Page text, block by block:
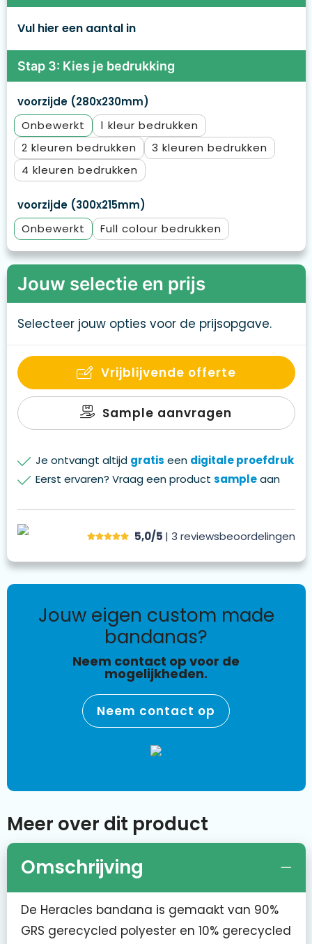
Vul hier een aantal in
Stap 3: Kies je bedrukking
voorzijde (280x230mm)
Onbewerkt
1
2
3
4
voorzijde (300x215mm)
Onbewerkt
Full colour
Jouw selectie en prijs
Selecteer jouw opties voor de prijsopgave.
Vrijblijvende offerte
Sample aanvragen
Je ontvangt altijd gratis een digitale proefdruk
Eerst ervaren? Vraag een product sampleaan
5,0/5 | 3 reviewsbeoordelingen
jouw eigen custom made
bandanas?
Neem contact op voor de
mogelijkheden.
Neem contact op
Meer over dit product
Omschrijving
De Heracles bandana is gemaakt van 90%
GRS gerecycled polyester en 10% gerecycled